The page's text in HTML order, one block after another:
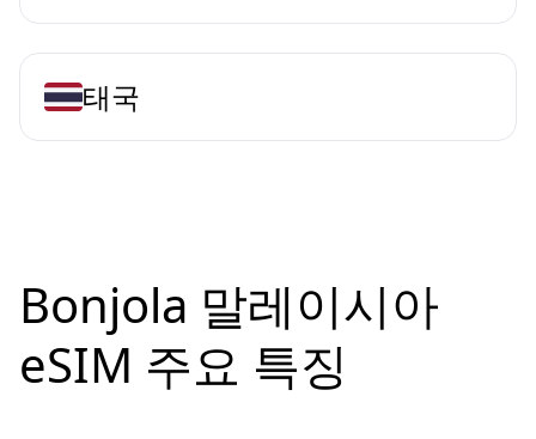
태국
Bonjola 말레이시아
eSIM 주요 특징